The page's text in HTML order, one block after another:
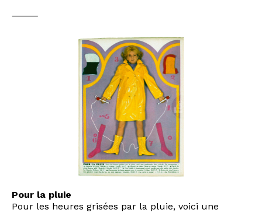
⸻
Pour la pluie
Pour les heures grisées par la pluie, voici une